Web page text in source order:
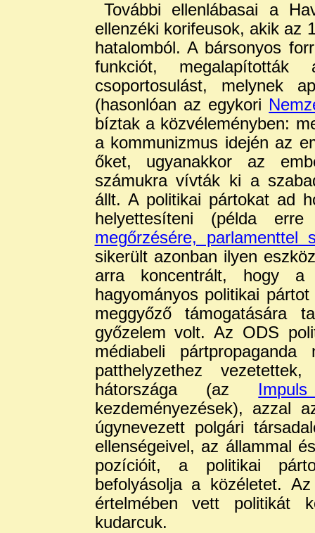
További ellenlábasai a
ellenzéki korifeusok, akik az
hatalomból. A bársonyos
funkciót,
csoportosulást, melynek
(hasonlóan az egykori
bíztak a közvéleményben:
a kommunizmus idején az
őket, ugyanakkor az
számukra vívták ki a
állt. A politikai pártokat ad
helyettesíteni (példa
megőrzésére, parlamenttel
sikerült azonban ilyen
arra koncentrált, hogy a
hagyományos politikai
meggyőző támogatására
győzelem volt. Az ODS
médiabeli
patthelyzethez
hátországa (az
kezdeményezések), azzal
úgynevezett polgári
ellenségeivel, az állammal
pozícióit, a politikai
befolyásolja a közéletet.
értelmében vett politikát
kudarcuk.